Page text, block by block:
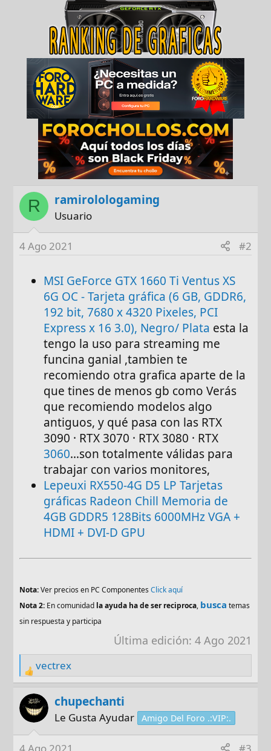
R ramirolologaming
Usuario
4 Ago 2021 #2
MSI GeForce GTX 1660 Ti Ventus XS
6G OC - Tarjeta gráfica (6 GB, GDDR6,
192 bit, 7680 x 4320 Pixeles, PCI
Express x 16 3.0), Negro/ Plata esta la
tengo la uso para streaming me
funcina ganial ,tambien te
recomiendo otra grafica aparte de la
que tines de menos gb como Verás
que recomiendo modelos algo
antiguos, y qué pasa con las ‎RTX
3090 · ‎RTX 3070 · ‎RTX 3080 · RTX
3060…son totalmente válidas para
trabajar con varios monitores,
Lepeuxi RX550-4G D5 LP Tarjetas
gráficas Radeon Chill Memoria de
4GB GDDR5 128Bits 6000MHz VGA +
HDMI + DVI-D GPU
Nota:Ver precios en PC ComponentesClick aquí
Nota 2: En comunidad la ayuda ha de ser reciproca, busca temas
sin respuesta y participa
Última edición: 4 Ago 2021
R
e
a
c
vectrex
chupechanti
Le Gusta Ayudar Amigo Del Foro .:VIP:.
4 Ago 2021 #3